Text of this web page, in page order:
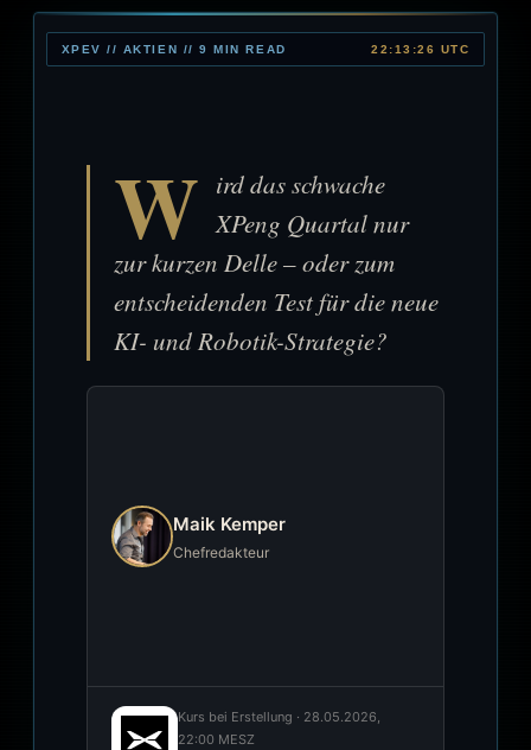
XPEV // AKTIEN // 9 MIN READ 22:13:26 UTC
W ird das schwache
XPeng Quartal nur
zur kurzen Delle – oder zum
entscheidenden Test für die neue
KI- und Robotik-Strategie?
Maik Kemper
Chefredakteur
Kurs bei Erstellung · 28.05.2026,
22:00 MESZ